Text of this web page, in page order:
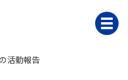
活動報告